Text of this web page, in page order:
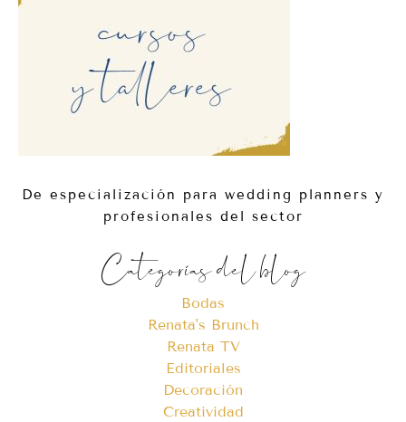
De especialización para wedding planners y
profesionales del sector
Categorías del blog
Bodas
Renata's Brunch
Renata TV
Editoriales
Decoración
Creatividad